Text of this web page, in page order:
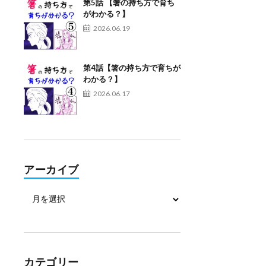
第5話 【箸の持ち方で育ち
がわかる？】
2026.06.19
第4話【箸の持ち方で育ちが
わかる？】
2026.06.17
アーカイブ
カテゴリー